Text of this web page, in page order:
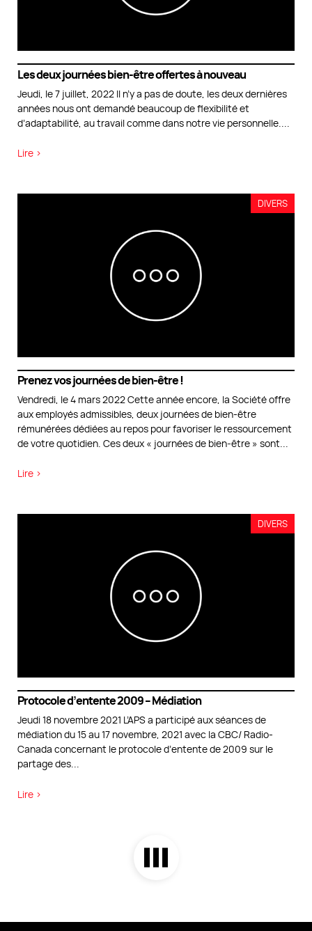
Les deux journées bien-être offertes à nouveau
Jeudi, le 7 juillet, 2022 Il n’y a pas de doute, les deux dernières
années nous ont demandé beaucoup de flexibilité et
d’adaptabilité, au travail comme dans notre vie personnelle.
Lire >
DIVERS
Prenez vos journées de bien-être !
Vendredi, le 4 mars 2022 Cette année encore, la Société offre
aux employés admissibles, deux journées de bien-être
rémunérées dédiées au repos pour favoriser le ressourcement
de votre quotidien. Ces deux « journées de bien‑être » sont
Lire >
DIVERS
Protocole d’entente 2009 – Médiation
Jeudi 18 novembre 2021 L’APS a participé aux séances de
médiation du 15 au 17 novembre, 2021 avec la CBC/ Radio-
Canada concernant le protocole d’entente de 2009 sur le
partage des...
Lire >